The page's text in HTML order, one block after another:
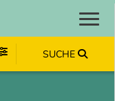
SUCHE